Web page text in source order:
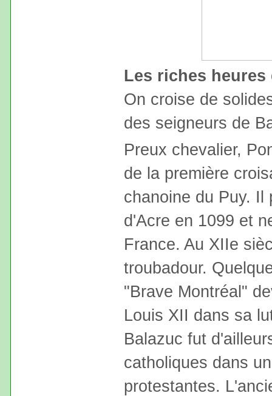
Les riches heures
On croise de
des seigneurs de
Preux chevalier,
de la première
chanoine du Puy. Il
d'Acre en 1099 et
France. Au XIIe
troubadour.
"Brave Montréal"
Louis XII dans sa
Balazuc fut
catholiques dans
protestantes.